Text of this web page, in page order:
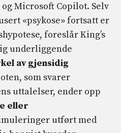
Microsoft Copilot. Selv
«psykose» fortsatt er
foreslår King’s
underliggende
av gjensidig
som svarer
uttalelser, ender opp
eller
utført med